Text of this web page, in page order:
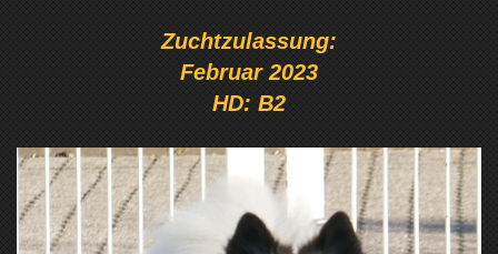
Zuchtzulassung:
Februar 2023
HD: B2